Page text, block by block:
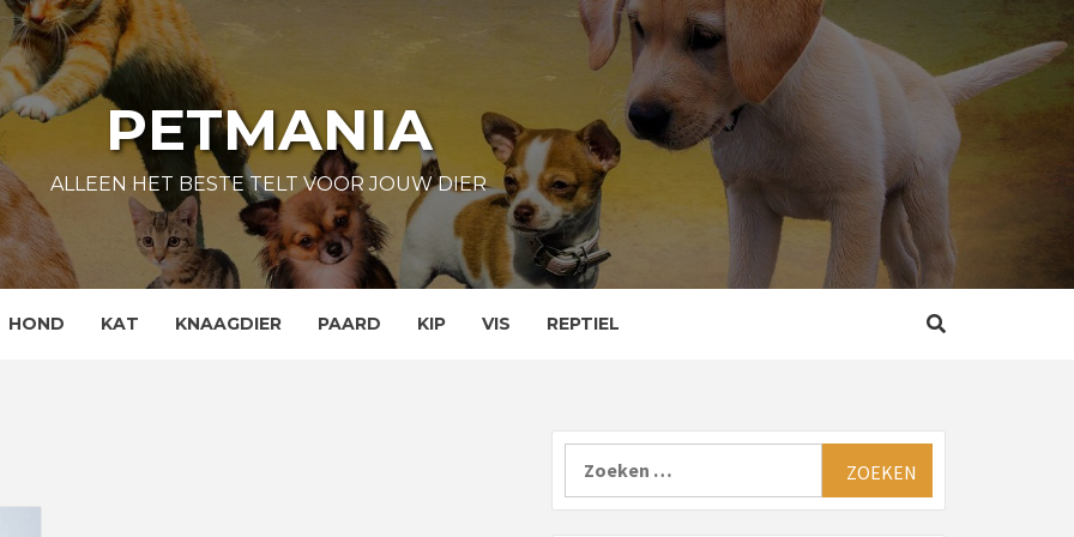
PETMANIA
ALLEEN HET BESTE TELT VOOR JOUW DIER
HOND KAT KNAAGDIER PAARD KIP VIS REPTIEL